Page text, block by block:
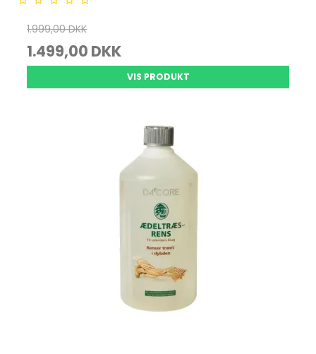
1.999,00 DKK
1.499,00 DKK
VIS PRODUKT